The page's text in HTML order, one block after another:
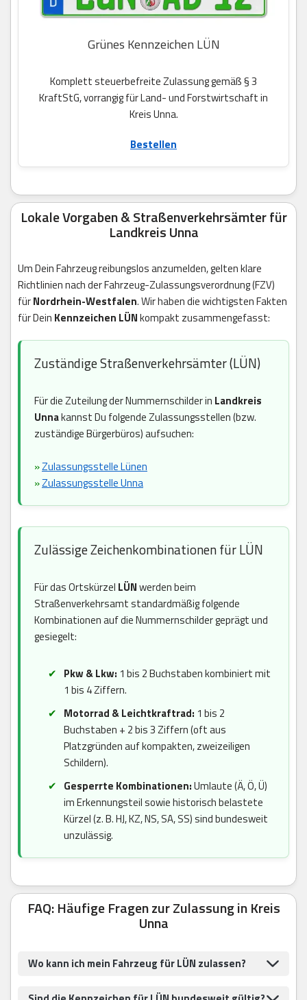
Grünes Kennzeichen LÜN
Komplett steuerbefreite Zulassung gemäß § 3
KraftStG, vorrangig für Land- und Forstwirtschaft in
Kreis Unna.
Bestellen
Lokale Vorgaben & Straßenverkehrsämter für
Landkreis Unna
Um Dein Fahrzeug reibungslos anzumelden, gelten klare
Richtlinien nach der Fahrzeug-Zulassungsverordnung (FZV)
fürNordrhein-Westfalen. Wir haben die wichtigsten Fakten
für Dein Kennzeichen LÜNkompakt zusammengefasst:
Zuständige Straßenverkehrsämter (LÜN)
Für die Zuteilung der Nummernschilder in Landkreis
Unnakannst Du folgende Zulassungsstellen (bzw.
zuständige Bürgerbüros) aufsuchen:
»Zulassungsstelle Lünen
»Zulassungsstelle Unna
Zulässige Zeichenkombinationen für LÜN
Für das Ortskürzel LÜNwerden beim
Straßenverkehrsamt standardmäßig folgende
Kombinationen auf die Nummernschilder geprägt und
gesiegelt:
Pkw & Lkw: 1 bis 2 Buchstaben kombiniert mit
1 bis 4 Ziffern.
Motorrad & Leichtkraftrad: 1 bis 2
Buchstaben + 2 bis 3 Ziffern (oft aus
Platzgründen auf kompakten, zweizeiligen
Schildern).
Gesperrte Kombinationen:Umlaute (Ä, Ö, Ü)
im Erkennungsteil sowie historisch belastete
Kürzel (z. B. HJ, KZ, NS, SA, SS) sind bundesweit
unzulässig.
FAQ: Häufige Fragen zur Zulassung in Kreis
Unna
Wo kann ich mein Fahrzeug für LÜN zulassen?